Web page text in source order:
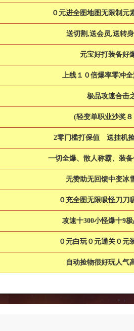
０元进全图地图无限制元
送切割,送会员,送转
元宝好打装备好
上线１０倍爆率零冲
极品攻速合击
(轻变单职业沙奖
2零门槛打保值 送挂机
一切全爆、散人称霸、装
无赞助无回馈中变冰
０充全图无限吸怪刀刀
攻速十300小怪爆十9
０元白玩０元通关０元
自动捡物很好玩人气